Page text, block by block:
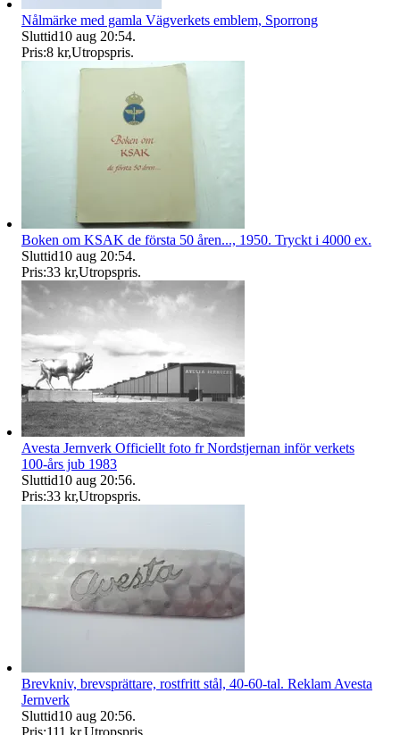
Nålmärke med gamla Vägverkets emblem, Sporrong
Sluttid10 aug 20:54.
Pris:8 kr,Utropspris.
Boken om KSAK de första 50 åren..., 1950. Tryckt i 4000 ex.
Sluttid10 aug 20:54.
Pris:33 kr,Utropspris.
Avesta Jernverk Officiellt foto fr Nordstjernan inför verkets
100-års jub 1983
Sluttid10 aug 20:56.
Pris:33 kr,Utropspris.
Brevkniv, brevsprättare, rostfritt stål, 40-60-tal. Reklam Avesta
Jernverk
Sluttid10 aug 20:56.
Pris:111 kr,Utropspris